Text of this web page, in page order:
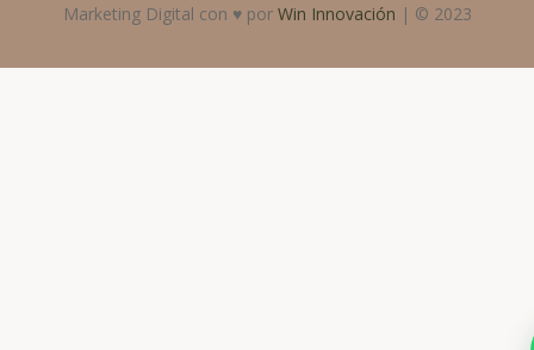
Marketing Digital con ♥ por Win Innovación | © 2023